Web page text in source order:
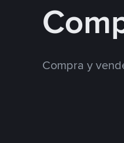
Compra y